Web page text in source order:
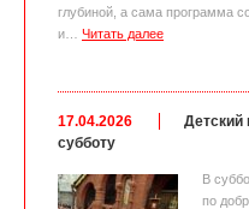
глубиной, а сама программа
и… Читать далее
17.04.2026
Детский
субботу
В
по